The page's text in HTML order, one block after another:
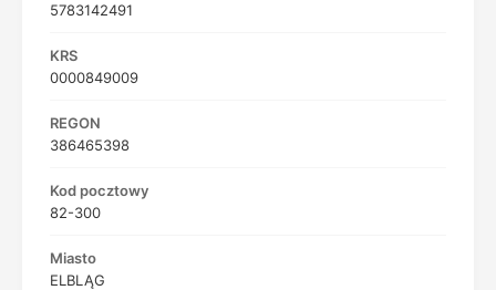
5783142491
KRS
0000849009
REGON
386465398
Kod pocztowy
82-300
Miasto
ELBLĄG